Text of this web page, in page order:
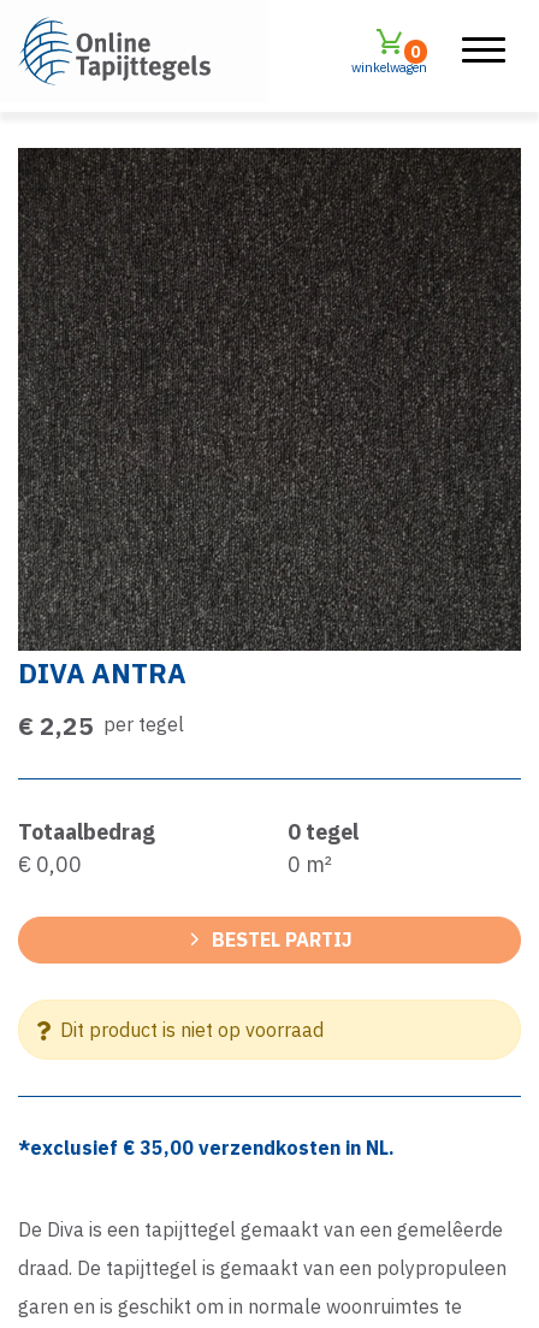
winkelwagen
0
DIVA ANTRA
€ 2,25 per tegel
Totaalbedrag
€ 0,00
0 tegel
0 m²
BESTEL PARTIJ
Dit product is niet op voorraad
*exclusief € 35,00 verzendkosten in NL.
De Diva is een tapijttegel gemaakt van een gemelêerde
draad. De tapijttegel is gemaakt van een polypropuleen
garen en is geschikt om in normale woonruimtes te